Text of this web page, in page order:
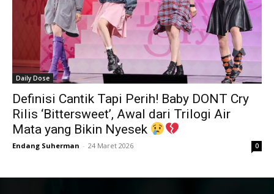
Daily Dose
Definisi Cantik Tapi Perih! Baby DONT Cry
Rilis ‘Bittersweet’, Awal dari Trilogi Air
Mata yang Bikin Nyesek
Endang Suherman - 24 Maret 2026 0